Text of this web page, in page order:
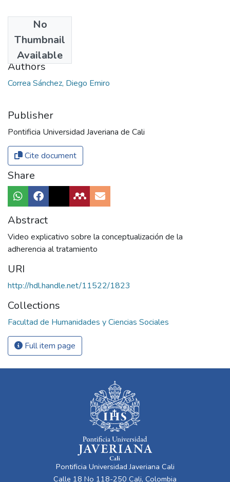
No
Thumbnail
Available
2015
Authors
Correa Sánchez, Diego Emiro
Publisher
Pontificia Universidad Javeriana de Cali
Cite document
Share
Abstract
Video explicativo sobre la conceptualización de la
adherencia al tratamiento
URI
http://hdl.handle.net/11522/1823
Collections
Facultad de Humanidades y Ciencias Sociales
Full item page
Pontificia Universidad Javeriana Cali
Calle 18 No 118-250 Cali, Colombia